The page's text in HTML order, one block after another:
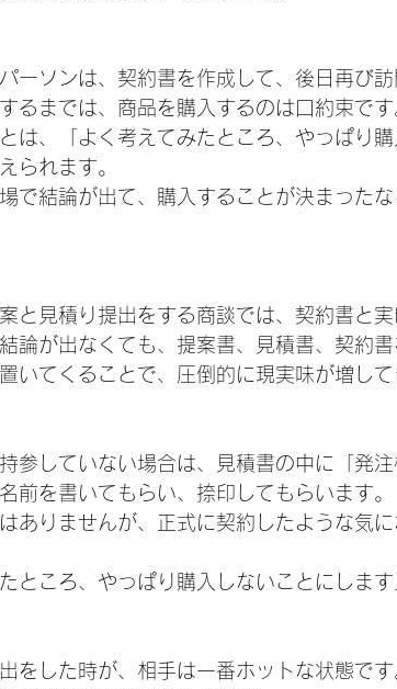
ーソンは、契約書を作成して、後日再び
るまでは、商品を購入するのは口約束です
は、「よく考えてみたところ、やっぱり
られます。
で結論が出て、購入することが決まった
と見積り提出をする商談では、契約書と実
論が出なくても、提案書、見積書、契約書
いてくることで、圧倒的に現実味が増して
参していない場合は、見積書の中に「発
前を書いてもらい、捺印してもらいます。
ありませんが、正式に契約したような気
ところ、やっぱり購入しないことにしま
をした時が、相手は一番ホットな状態です